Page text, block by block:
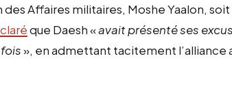
Affaires militaires, Moshe Yaalon,
que Daesh «avait présenté ses
», en admettant tacitement l’alliance